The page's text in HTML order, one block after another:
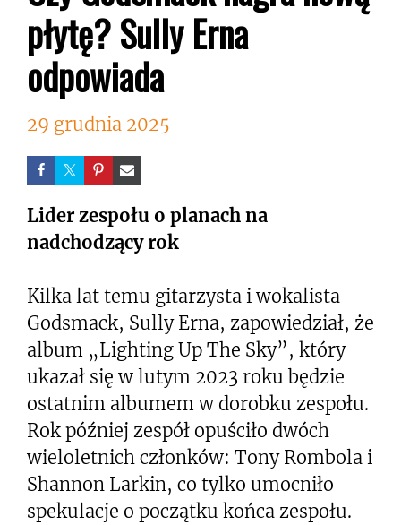
płytę? Sully Erna
odpowiada
29 grudnia 2025
Lider zespołu o planach na
nadchodzący rok
Kilka lat temu gitarzysta i wokalista
Godsmack, Sully Erna, zapowiedział, że
album „Lighting Up The Sky”, który
ukazał się w lutym 2023 roku będzie
ostatnim albumem w dorobku zespołu.
Rok później zespół opuściło dwóch
wieloletnich członków: Tony Rombola i
Shannon Larkin, co tylko umocniło
spekulacje o początku końca zespołu.